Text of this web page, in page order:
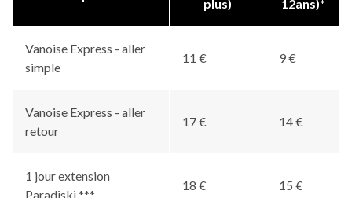
plus)
12ans)*
Vanoise Express - aller
simple
11 € 9 €
Vanoise Express - aller
retour
17 € 14 €
1 jour extension
Paradiski ***
18 € 15 €